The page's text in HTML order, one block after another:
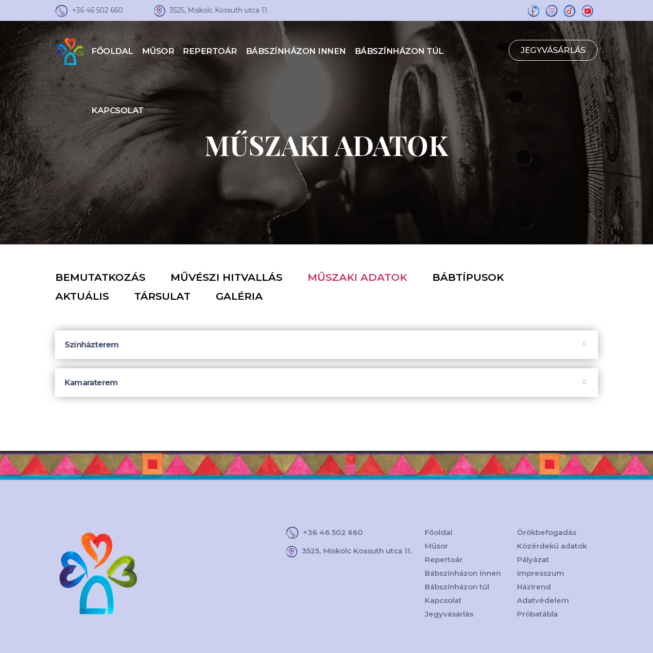
+36 46 502 660 3525, Miskolc Kossuth utca 11.
FŐOLDAL MŰSOR REPERTOÁR BÁBSZÍNHÁZON INNEN BÁBSZÍNHÁZON TÚL
KAPCSOLAT
JEGYVÁSÁRLÁS
MŰSZAKI ADATOK
BEMUTATKOZÁS MŰVÉSZI HITVALLÁS MŰSZAKI ADATOK
BÁBTÍPUSOK
AKTUÁLIS
TÁRSULAT GALÉRIA
Színházterem
Kamaraterem
+36 46 502 660
3525, Miskolc Kossuth utca 11.
Főoldal
Műsor
Repertoár
Bábszínházon innen
Bábszínházon túl
Kapcsolat
Jegyvásárlás
Örökbefogadás
Közérdekű adatok
Pályázat
Impresszum
Házirend
Adatvédelem
Próbatábla